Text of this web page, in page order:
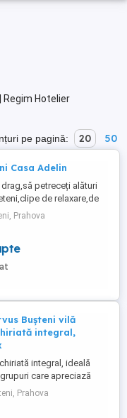
Regim Hotelier
pe pagină: 20 50
Casa Adelin
petreceți alături
de relaxare,de
onomastice....
locație centrală,într-
3 camere la etaj cu
camera la parter,cu baia
dotată cu tot ce este ...
Prahova
Bușteni vilă
integral,
integral, ideală
care apreciază
și designul rafinat.
priveliște spectaculoasă
într-o zonă liniștită
Prahova